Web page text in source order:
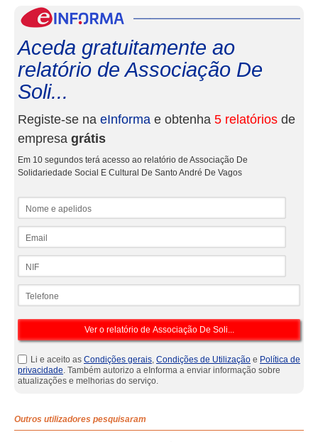
Aceda gratuitamente ao
relatório de Associação De
Soli...
Registe-se na eInforma e obtenha 5 relatórios de
empresa grátis
Em 10 segundos terá acesso ao relatório de Associação De
Solidariedade Social E Cultural De Santo André De Vagos
Li e aceito as Condições gerais, Condições de Utilização e Política de
privacidade. Também autorizo a eInforma a enviar informação sobre
atualizações e melhorias do serviço.
Outros utilizadores pesquisaram